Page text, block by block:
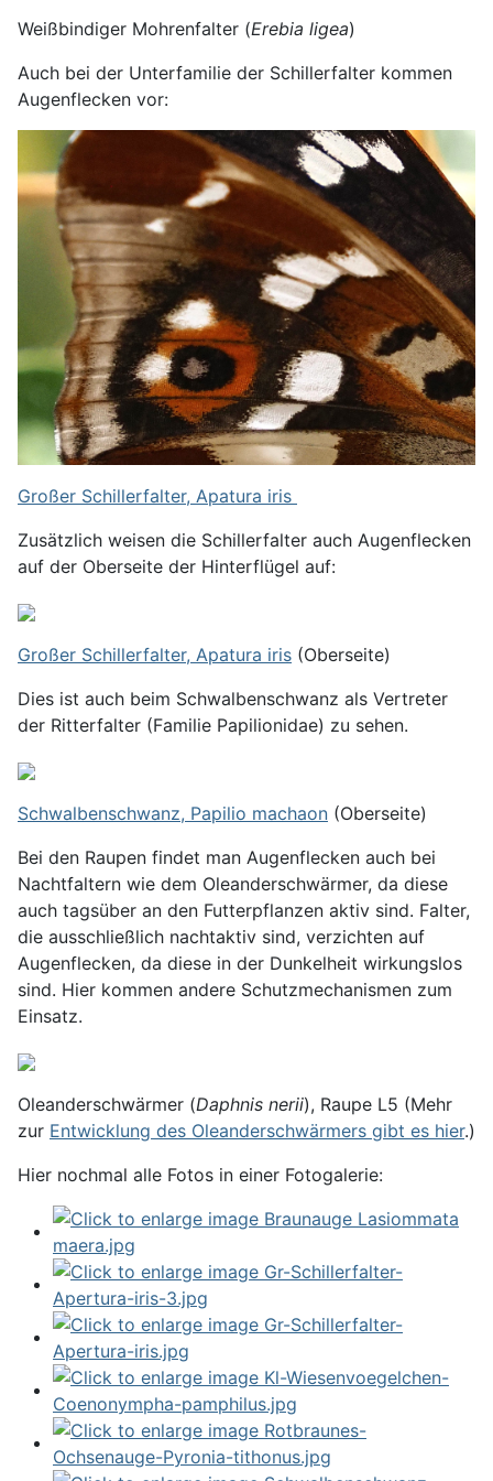
Weißbindiger Mohrenfalter (Erebia ligea)
Auch bei der Unterfamilie der Schillerfalter kommen
Augenflecken vor:
Großer Schillerfalter, Apatura iris
Zusätzlich weisen die Schillerfalter auch Augenflecken
auf der Oberseite der Hinterflügel auf:
Großer Schillerfalter, Apatura iris (Oberseite)
Dies ist auch beim Schwalbenschwanz als Vertreter
der Ritterfalter (Familie Papilionidae) zu sehen.
Schwalbenschwanz, Papilio machaon (Oberseite)
Bei den Raupen findet man Augenflecken auch bei
Nachtfaltern wie dem Oleanderschwärmer, da diese
auch tagsüber an den Futterpflanzen aktiv sind. Falter,
die ausschließlich nachtaktiv sind, verzichten auf
Augenflecken, da diese in der Dunkelheit wirkungslos
sind. Hier kommen andere Schutzmechanismen zum
Einsatz.
Oleanderschwärmer (Daphnis nerii), Raupe L5 (Mehr
zur Entwicklung des Oleanderschwärmers gibt es hier.)
Hier nochmal alle Fotos in einer Fotogalerie: